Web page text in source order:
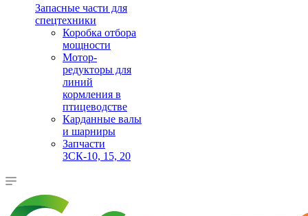
Запасные части для
спецтехники
Коробка отбора
мощности
Мотор-
редукторы для
линий
кормления в
птицеводстве
Карданные валы
и шарниры
Запчасти
ЗСК-10, 15, 20